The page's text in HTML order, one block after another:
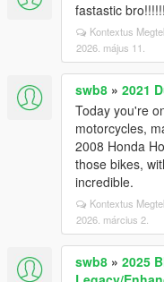
fastastic
Kontextus
2026. május 11.
swb8 » 2021
Today you're
motorcycles,
2008 Honda
those bikes,
incredible.
Kontextus
2026. március 2.
swb8 » 2025